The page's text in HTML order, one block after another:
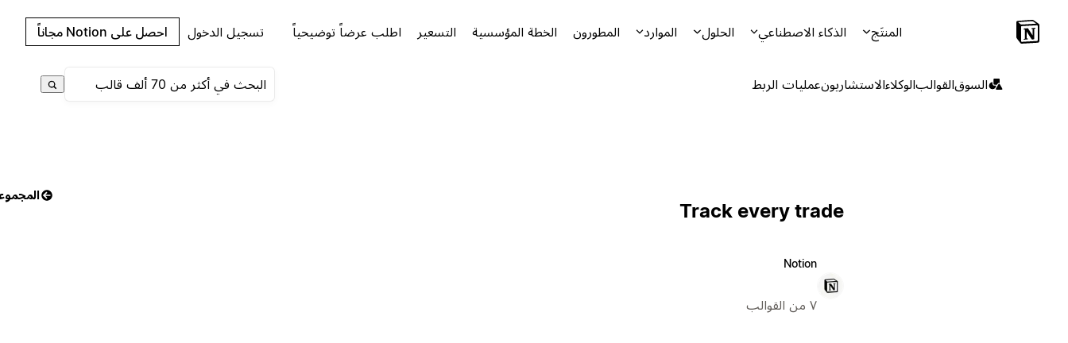
المنتَج الذكاء الاصطناعي الحلول الموارد المطورون الخطة المؤسسية التسعير اطلب عرضاً توضيحياً تسجيل الدخول احصل على Notion مجاناً
السوقالقوالبالوكلاءالاستشاريونعمليات الربط
Track every trade
Notion
٧ من القوالب